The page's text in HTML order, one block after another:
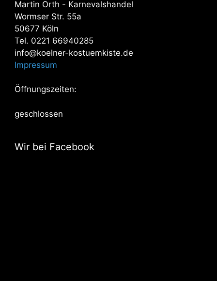
Martin Orth - Karnevalshandel
Wormser Str. 55a
50677 Köln
Tel. 0221 66940285
info@koelner-kostuemkiste.de
Impressum
Öffnungszeiten:
geschlossen
Wir bei Facebook